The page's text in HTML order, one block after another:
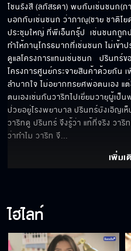
ถึงเป็นเก
โชนรังสี (ลภัสรดา) พบกับเช่นชนก(ภ
บอกกับเช่นชนก ว่าภาณุ(ชาย ชาติโย
ประชุมใหญ่ ที่พีเอ็นกรุ๊ป  เช่นชนกถู
ทำให้ภานุโกรธมากที่เช่นชนก ไม่เข้
ดูแลโครงการแทนเช่นชนก   ปรินทร์ข
โครงการศูนย์กระจายสินค้าด้วยกัน
ลำบากใจ ไม่อยากทรยศพ่อตนเอง แ
ตนเองเช่นกันวาริทไปเยี่ยมวายุผู้เป็
ป่วยอยู่โรงพยาบาล ปรินทร์บังเอิญเ
วาริทดู ปรินทร์ จึงรู้ว่า แท้ที่จริง วาริ
ว่าทำไม วาริท จึ...
เพิ่มเ
ไฮไลท์